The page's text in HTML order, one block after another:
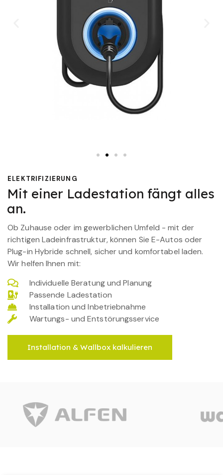
ELEKTRIFIZIERUNG
Mit einer Ladestation fängt alles
an.
Ob Zuhause oder im gewerblichen Umfeld - mit der
richtigen Ladeinfrastruktur, können Sie E-Autos oder
Plug-in Hybride schnell, sicher und komfortabel laden.
Wir helfen Ihnen mit:
Individuelle Beratung und Planung
Passende Ladestation
Installation und Inbetriebnahme
Wartungs- und Entstörungsservice
Installation & Wallbox kalkulieren